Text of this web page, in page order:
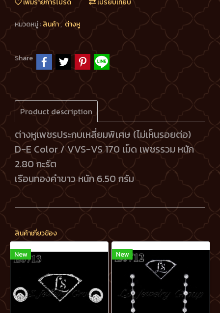
เพิ่มรายการโปรด เปรียบเทียบ
หมวดหมู่ :สินค้า, ต่างหู
Share
Product description
ต่างหูเพชรประกบเหลี่ยมพิเศษ (ไม่เห็นรอยต่อ)
D-E Color / VVS-VS 170 เม็ด เพชรรวม หนัก
2.80 กะรัต
เรือนทองคำขาว หนัก 6.50 กรัม
สินค้าเกี่ยวข้อง
New New